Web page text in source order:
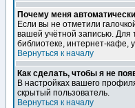
Почему меня
Если вы не отметили
вашей учётной записью. Для
библиотеке, интернет-кафе,
Вернуться к началу
Как сделать, чтобы я не
В настройках вашего
скрытый пользователь.
Вернуться к началу